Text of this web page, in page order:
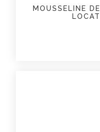
MOUSSELINE